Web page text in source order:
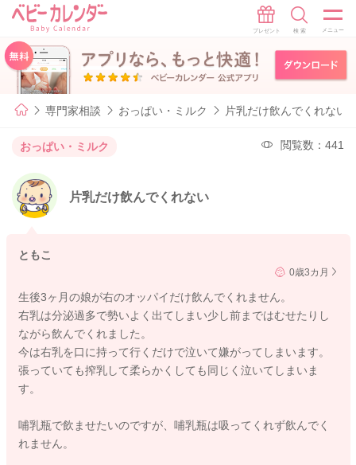
専門家相談 おっぱい・ミルク 片乳だけ飲んでくれない
おっぱい・ミルク 閲覧数：441
片乳だけ飲んでくれない
ともこ
0歳3カ月
生後3ヶ月の娘が右のオッパイだけ飲んでくれません。
右乳は分泌過多で勢いよく出てしまい少し前まではむせたりし
ながら飲んでくれました。
今は右乳を口に持って行くだけで泣いて嫌がってしまいます。
張っていても搾乳して柔らかくしても同じく泣いてしまいま
す。
哺乳瓶で飲ませたいのですが、哺乳瓶は吸ってくれず飲んでく
れません。